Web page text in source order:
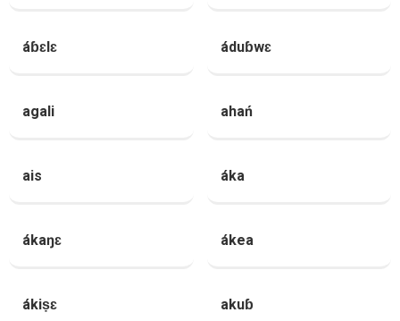
áɓɛlɛ áduɓwɛ
agali ahań
ais áka
ákaŋɛ ákea
ákiṣɛ akuɓ